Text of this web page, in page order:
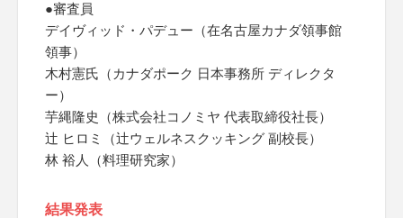
●審査員
デイヴィッド・パデュー（在名古屋カナダ領事館
領事）
木村憲氏（カナダポーク 日本事務所 ディレクタ
ー）
芋縄隆史（株式会社コノミヤ 代表取締役社長）
辻 ヒロミ（辻ウェルネスクッキング 副校長）
林 裕人（料理研究家）
結果発表